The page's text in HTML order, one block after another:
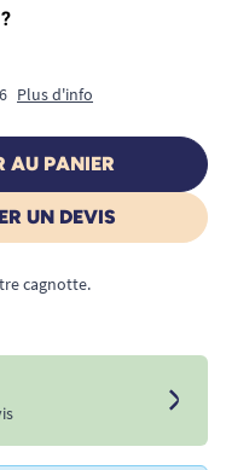
Plus d'info
AU PANIER
UN DEVIS
cagnotte.